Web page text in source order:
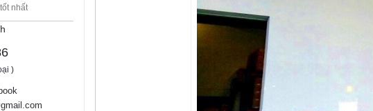
nhất
)